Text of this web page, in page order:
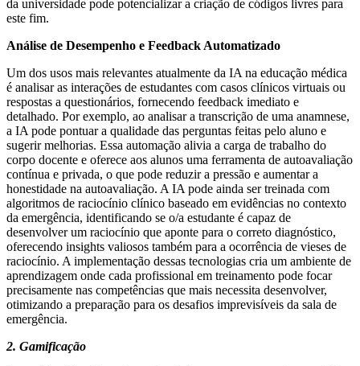
da universidade pode potencializar a criação de códigos livres para
este fim.
Análise de Desempenho e Feedback Automatizado
Um dos usos mais relevantes atualmente da IA na educação médica
é analisar as interações de estudantes com casos clínicos virtuais ou
respostas a questionários, fornecendo feedback imediato e
detalhado. Por exemplo, ao analisar a transcrição de uma anamnese,
a IA pode pontuar a qualidade das perguntas feitas pelo aluno e
sugerir melhorias. Essa automação alivia a carga de trabalho do
corpo docente e oferece aos alunos uma ferramenta de autoavaliação
contínua e privada, o que pode reduzir a pressão e aumentar a
honestidade na autoavaliação. A IA pode ainda ser treinada com
algoritmos de raciocínio clínico baseado em evidências no contexto
da emergência, identificando se o/a estudante é capaz de
desenvolver um raciocínio que aponte para o correto diagnóstico,
oferecendo insights valiosos também para a ocorrência de vieses de
raciocínio. A implementação dessas tecnologias cria um ambiente de
aprendizagem onde cada profissional em treinamento pode focar
precisamente nas competências que mais necessita desenvolver,
otimizando a preparação para os desafios imprevisíveis da sala de
emergência.
2. Gamificação